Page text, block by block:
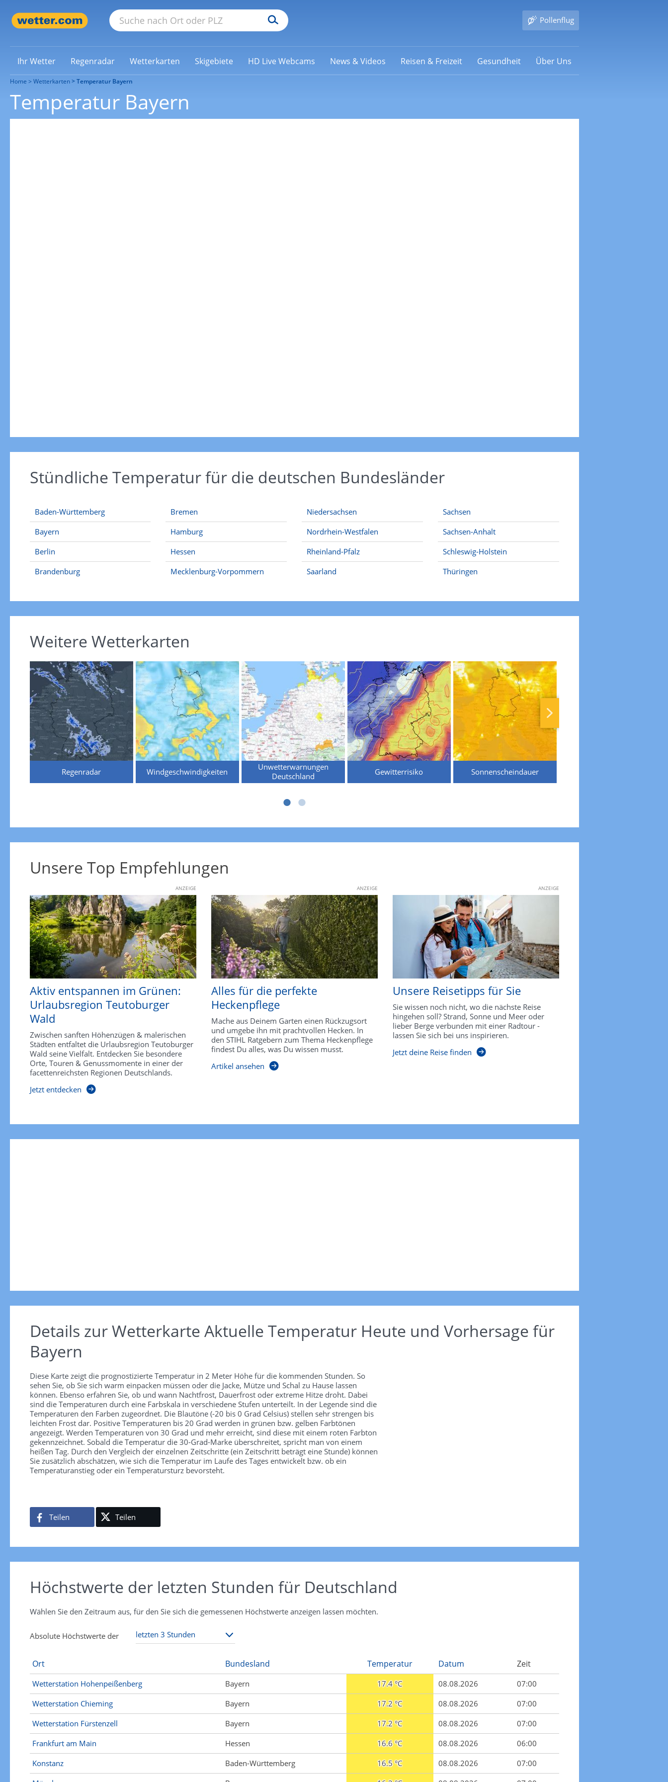
Pollenflug
Ihr Wetter Regenradar Wetterkarten Skigebiete HD Live Webcams News & Videos Reisen & Freizeit Gesundheit Über Uns
Home Wetterkarten Temperatur Bayern
Temperatur Bayern
Stündliche Temperatur für die deutschen Bundesländer
Baden-Württemberg
Bayern
Berlin
Brandenburg
Bremen
Hamburg
Hessen
Mecklenburg-Vorpommern
Niedersachsen
Nordrhein-Westfalen
Rheinland-Pfalz
Saarland
Sachsen
Sachsen-Anhalt
Schleswig-Holstein
Thüringen
Weitere Wetterkarten
Regenradar Windgeschwindigkeiten
Unwetterwarnungen
Deutschland
Gewitterrisiko Sonnenscheindauer
Unsere Top Empfehlungen
ANZEIGE
Aktiv entspannen im Grünen:
Urlaubsregion Teutoburger
Wald
Zwischen sanften Höhenzügen & malerischen
Städten entfaltet die Urlaubsregion Teutoburger
Wald seine Vielfalt. Entdecken Sie besondere
Orte, Touren & Genussmomente in einer der
facettenreichsten Regionen Deutschlands.
Jetzt entdecken
ANZEIGE
Alles für die perfekte
Heckenpflege
Mache aus Deinem Garten einen Rückzugsort
und umgebe ihn mit prachtvollen Hecken. In
den STIHL Ratgebern zum Thema Heckenpflege
findest Du alles, was Du wissen musst.
Artikel ansehen
ANZEIGE
Unsere Reisetipps für Sie
Sie wissen noch nicht, wo die nächste Reise
hingehen soll? Strand, Sonne und Meer oder
lieber Berge verbunden mit einer Radtour -
lassen Sie sich bei uns inspirieren.
Jetzt deine Reise finden
Details zur Wetterkarte Aktuelle Temperatur Heute und Vorhersage für
Bayern
Diese Karte zeigt die prognostizierte Temperatur in 2 Meter Höhe für die kommenden Stunden. So
sehen Sie, ob Sie sich warm einpacken müssen oder die Jacke, Mütze und Schal zu Hause lassen
können. Ebenso erfahren Sie, ob und wann Nachtfrost, Dauerfrost oder extreme Hitze droht. Dabei
sind die Temperaturen durch eine Farbskala in verschiedene Stufen unterteilt. In der Legende sind die
Temperaturen den Farben zugeordnet. Die Blautöne (-20 bis 0 Grad Celsius) stellen sehr strengen bis
leichten Frost dar. Positive Temperaturen bis 20 Grad werden in grünen bzw. gelben Farbtönen
angezeigt. Werden Temperaturen von 30 Grad und mehr erreicht, sind diese mit einem roten Farbton
gekennzeichnet. Sobald die Temperatur die 30-Grad-Marke überschreitet, spricht man von einem
heißen Tag. Durch den Vergleich der einzelnen Zeitschritte (ein Zeitschritt beträgt eine Stunde) können
Sie zusätzlich abschätzen, wie sich die Temperatur im Laufe des Tages entwickelt bzw. ob ein
Temperaturanstieg oder ein Temperatursturz bevorsteht.
Teilen Teilen
Höchstwerte der letzten Stunden für Deutschland
Wählen Sie den Zeitraum aus, für den Sie sich die gemessenen Höchstwerte anzeigen lassen möchten.
Absolute Höchstwerte der
Ort Bundesland Temperatur Datum Zeit
Wetterstation Hohenpeißenberg Bayern 17.4 °C 08.08.2026
07:00
Wetterstation Chieming
Bayern 17.2 °C 08.08.2026
07:00
Wetterstation Fürstenzell
Bayern 17.2 °C 08.08.2026
07:00
Frankfurt am Main
Hessen 16.6 °C 08.08.2026
06:00
Konstanz
Baden-Württemberg 16.5 °C 08.08.2026
07:00